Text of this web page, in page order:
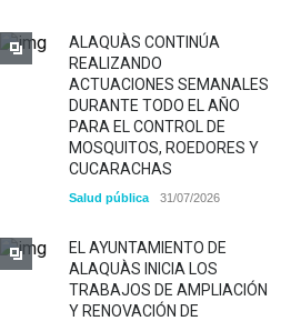
ALAQUÀS CONTINÚA
REALIZANDO
ACTUACIONES SEMANALES
DURANTE TODO EL AÑO
PARA EL CONTROL DE
MOSQUITOS, ROEDORES Y
CUCARACHAS
Salud pública 31/07/2026
EL AYUNTAMIENTO DE
ALAQUÀS INICIA LOS
TRABAJOS DE AMPLIACIÓN
Y RENOVACIÓN DE